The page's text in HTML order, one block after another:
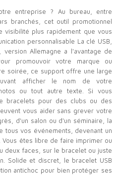
entreprise ? Au bureau, entre
branchés, cet outil promotionnel
visibilité plus rapidement que vous
personnalisable La clé USB,
, version Allemagne a l'avantage de
promouvoir votre marque ou
soirée, ce support offre une large
afficher le nom de votre
ou tout autre texte. Si vous
bracelets pour des clubs ou des
vous aider sans grever votre
d'un salon ou d'un séminaire, la
tous vos événements, devenant un
êtes libre de faire imprimer ou
deux faces, sur le bracelet ou juste
Solide et discret, le bracelet USB
antichoc pour bien protéger ses